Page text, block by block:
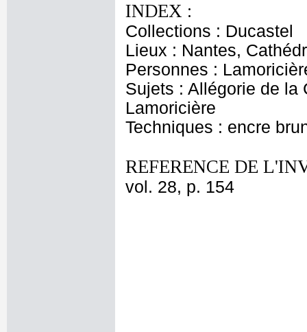
INDEX :
Collections : Ducastel
Lieux : Nantes,
Personnes :
Sujets : Allégorie de la
Lamoricière
Techniques : encre
REFERENCE DE
vol. 28, p. 154